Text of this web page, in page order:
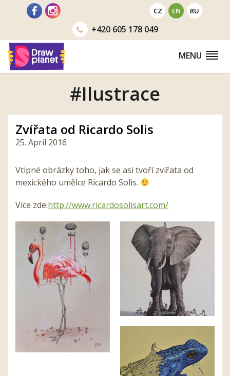
CZ EN RU
+420605 178 049
MENU
#Ilustrace
Zvířata od Ricardo Solis
25. April 2016
Vtipné obrázky toho, jak se asi tvoří zvířata od
mexického umělce Ricardo Solis.
Více zde:http://www.ricardosolisart.com/